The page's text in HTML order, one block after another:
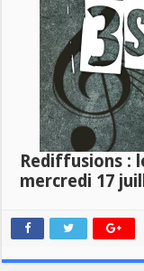
Rediffusions :
mercredi 17